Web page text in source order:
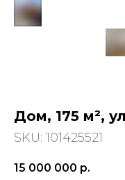
Дом, 175 м²,
SKU: 101425521
15 000 000 р.